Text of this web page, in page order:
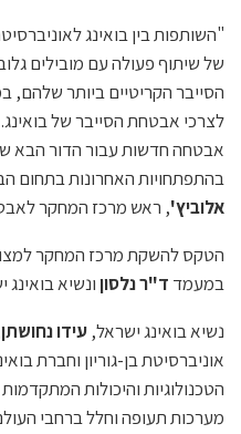
"השותפות בין בואינג
של שיתוף פעולה עם מובילים
הסייבר הקריטיים ביותר שלהם,
לצרכי אבטחת הסייבר של
אבטחה חדשות עבור הדור הבא
בהתפתחויות האחרונות בתחום
אלוביץ', ראש מרכז המחקר
הטקס להשקת מרכז המחקר
במעמד ד"ר נלסוןונשיא בואינג
נשיא בואינג ישראל, עידו נחושתן
אוניברסיטת בן-גוריון וחברת
הטכנולוגיות והיכולות
מערכות תעופה וחלל ברחבי